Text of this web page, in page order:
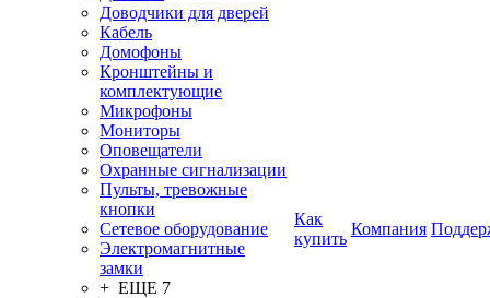
Доводчики для дверей
Кабель
Домофоны
Кронштейны и
комплектующие
Микрофоны
Мониторы
Оповещатели
Охранные сигнализации
Пульты, тревожные
кнопки
Сетевое оборудование
Электромагнитные
замки
+ ЕЩЕ 7
Как
купить
Компания